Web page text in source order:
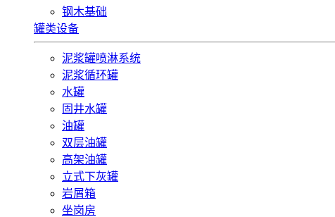
钢木基础
罐类设备
泥浆罐喷淋系统
泥浆循环罐
水罐
固井水罐
油罐
双层油罐
高架油罐
立式下灰罐
岩屑箱
坐岗房